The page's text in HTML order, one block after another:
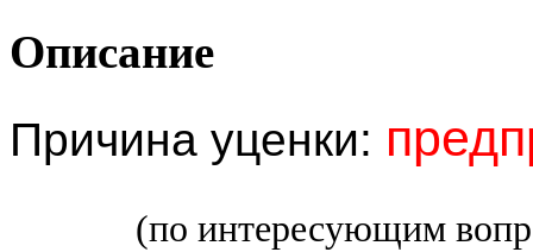
Описание
Причина уценки:
(по интересующим